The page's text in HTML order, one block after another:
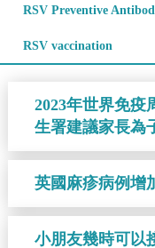
RSV Preventive
RSV vaccination
2023年世界免疫
生署建議家長為
英國麻疹病例增
小朋友幾時可以